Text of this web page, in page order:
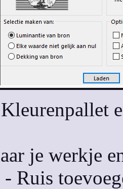
je werkje
- Ruis